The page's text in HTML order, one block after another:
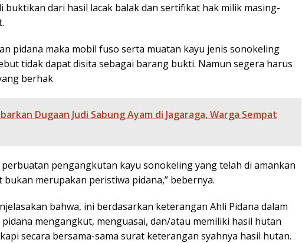
buktikan dari hasil lacak balak dan sertifikat hak milik masing-
pidana maka mobil fuso serta muatan kayu jenis sonokeling
tidak dapat disita sebagai barang bukti. Namun segera harus
berhak
Dugaan Judi Sabung Ayam di Jagaraga, Warga Sempat
pengangkutan kayu sonokeling yang telah di amankan
merupakan peristiwa pidana,” bebernya.
bahwa, ini berdasarkan keterangan Ahli Pidana dalam
mengangkut, menguasai, dan/atau memiliki hasil hutan
secara bersama-sama surat keterangan syahnya hasil hutan.